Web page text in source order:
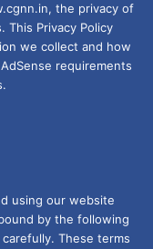
the privacy of
Privacy Policy
we collect and how
requirements
using our website
by the following
These terms